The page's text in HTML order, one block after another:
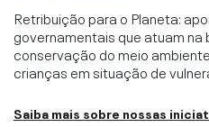
Retribuição para o Planeta:
governamentais que atuam
conservação do meio
crianças em situação de
Saiba mais sobre nossas